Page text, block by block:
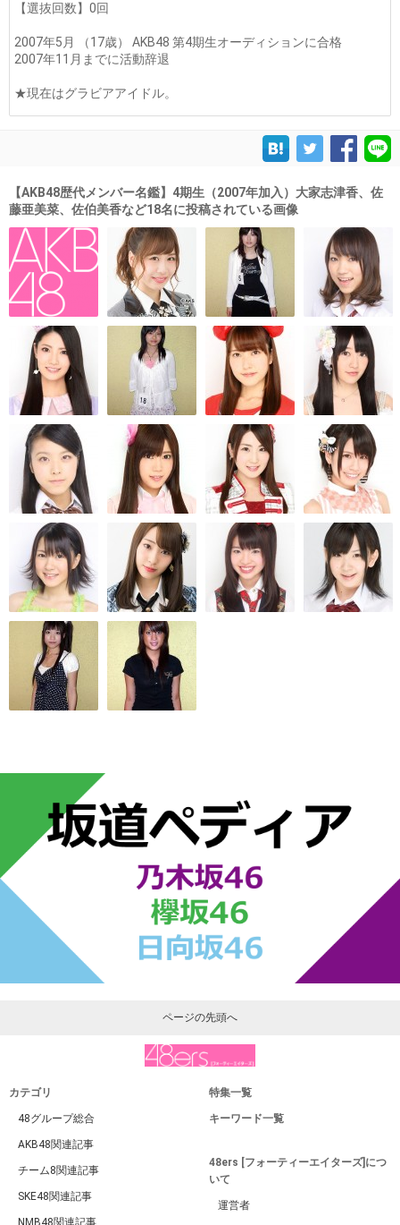
【選抜回数】0回
2007年5月 （17歳） AKB48 第4期生オーディションに合格
2007年11月までに活動辞退
★現在はグラビアアイドル。
【AKB48歴代メンバー名鑑】4期生（2007年加入）大家志津香、佐
藤亜美菜、佐伯美香など18名に投稿されている画像
ページの先頭へ
カテゴリ
48グループ総合
AKB48関連記事
チーム8関連記事
SKE48関連記事
特集一覧
キーワード一覧
48ers [フォーティーエイターズ]につ
いて
運営者